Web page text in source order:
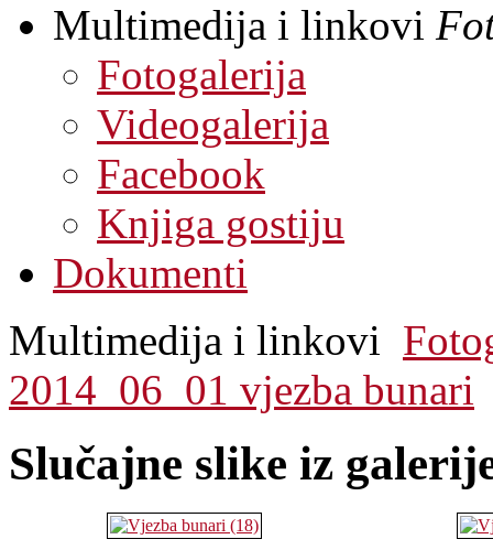
Multimedija i linkovi
Fotogalerija
Videogalerija
Facebook
Knjiga gostiju
Dokumenti
Multimedija i linkovi
2014_06_01 vjezba bunari
Slučajne slike iz